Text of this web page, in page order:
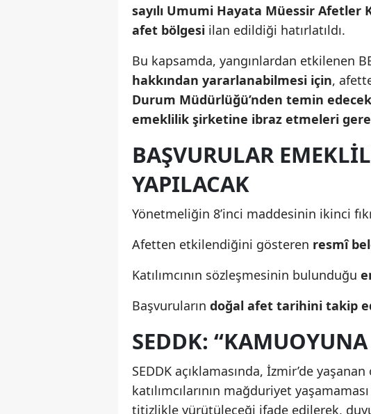
sayılı Umumi Hayata Müessir Afetler
afet bölgesi ilan edildiği hatırlatıldı.
Bu kapsamda, yangınlardan etkilenen
hakkından yararlanabilmesi için,
Durum Müdürlüğü’nden temin
emeklilik şirketine ibraz etmeleri
BAŞVURULAR
YAPILACAK
Yönetmeliğin 8’inci maddesinin ikinci
Afetten etkilendiğini gösteren resmî
Katılımcının sözleşmesinin bulunduğu
Başvuruların doğal afet tarihini takip
SEDDK:
SEDDK açıklamasında, İzmir’de
katılımcılarının mağduriyet
titizlikle yürütüleceği ifade edilerek,